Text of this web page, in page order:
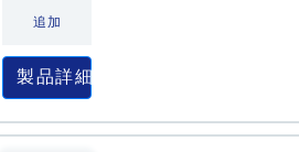
追加
製品詳細